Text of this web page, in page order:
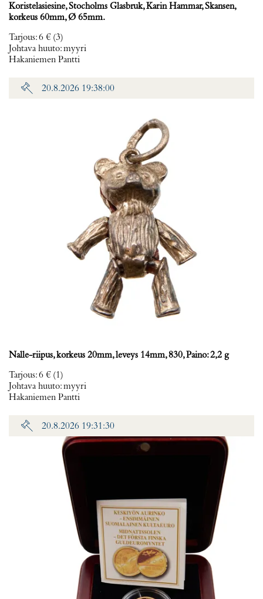
Koristelasiesine, Stocholms Glasbruk, Karin Hammar, Skansen,
korkeus 60mm, Ø 65mm.
Tarjous:6 € (3)
Johtava huuto:myyri
Hakaniemen Pantti
20.8.2026 19:38:00
Nalle-riipus, korkeus 20mm, leveys 14mm, 830, Paino: 2,2 g
Tarjous:6 € (1)
Johtava huuto:myyri
Hakaniemen Pantti
20.8.2026 19:31:30